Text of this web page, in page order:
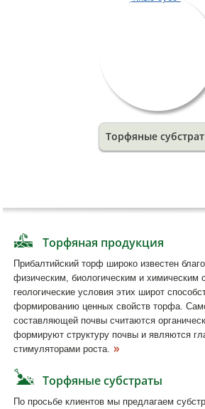
Торфяные
Торфяная продукция
Прибалтийский торф широко известен
физическим, биологическим и химическим
геологические условия этих широт
формированию ценных свойств торфа.
составляющей почвы считаются
формируют структуру почвы и являются
стимуляторами роста.
Торфяные субстраты
По просьбе клиентов мы предлагаем